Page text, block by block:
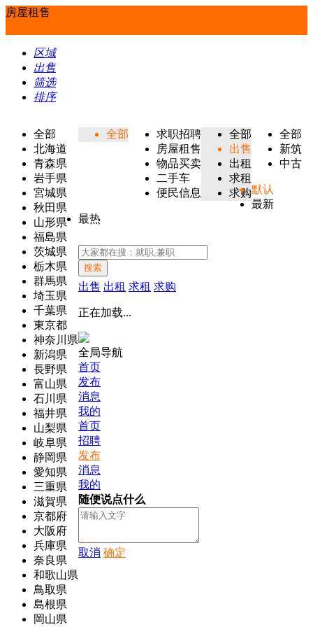
房屋租售
区域
出售
筛选
排序
全部
北海道
青森県
岩手県
宮城県
秋田県
山形県
福島県
茨城県
栃木県
群馬県
埼玉県
千葉県
東京都
神奈川県
新潟県
長野県
富山県
石川県
福井県
山梨県
岐阜県
静岡県
愛知県
三重県
滋賀県
京都府
大阪府
兵庫県
奈良県
和歌山県
鳥取県
島根県
岡山県
全部
求职招聘
房屋租售
物品买卖
二手车
便民信息
全部
出售
出租
求租
求购
全部
新筑
中古
默认
最新
最热
搜索
出售 出租 求租 求购
正在加载...
全局导航
首页
发布
消息
我的
首页
招聘
发布
消息
我的
随便说点什么
取消 确定